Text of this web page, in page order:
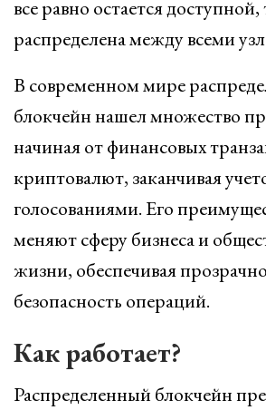
все равно остается доступной,
распределена между всеми
В современном мире
блокчейн нашел множество
начиная от финансовых
криптовалют, заканчивая
голосованиями. Его
меняют сферу бизнеса и
жизни, обеспечивая
безопасность операций.
Как работает?
Распределенный блокчейн